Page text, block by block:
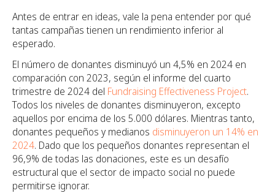
Antes de entrar en ideas, vale la pena entender por qué
tantas campañas tienen un rendimiento inferior al
esperado.
El número de donantes disminuyó un 4,5% en 2024 en
comparación con 2023, según el informe del cuarto
trimestre de 2024 del Fundraising Effectiveness Project.
Todos los niveles de donantes disminuyeron, excepto
aquellos por encima de los 5.000 dólares. Mientras tanto,
donantes pequeños y medianos disminuyeron un 14% en
2024. Dado que los pequeños donantes representan el
96,9% de todas las donaciones, este es un desafío
estructural que el sector de impacto social no puede
permitirse ignorar.